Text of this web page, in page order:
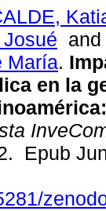
María.
en la
Epub